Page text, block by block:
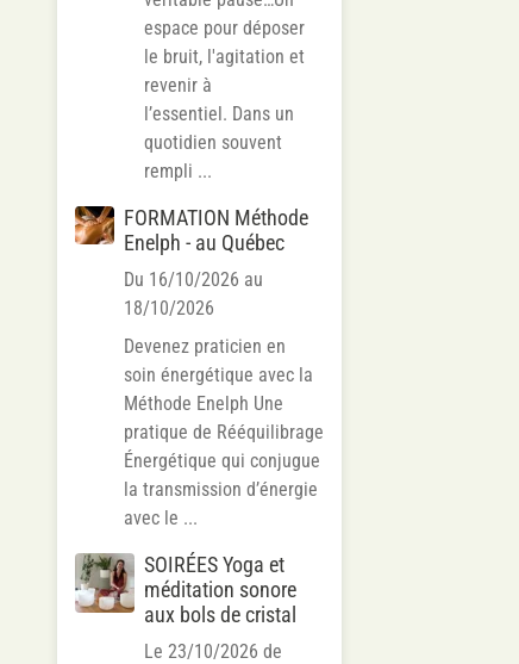
espace pour déposer
le bruit, l'agitation et
revenir à
l’essentiel. Dans un
quotidien souvent
rempli ...
FORMATION Méthode
Enelph - au Québec
Du 16/10/2026 au
18/10/2026
Devenez praticien en
soin énergétique avec la
Méthode Enelph Une
pratique de Rééquilibrage
Énergétique qui conjugue
la transmission d’énergie
avec le ...
SOIRÉES Yoga et
méditation sonore
aux bols de cristal
Le 23/10/2026 de